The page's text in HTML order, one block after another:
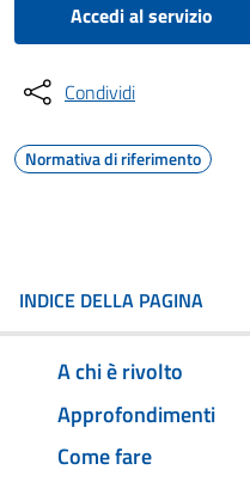
Accedi al servizio
Condividi
Normativa di riferimento
INDICE DELLA PAGINA
A chi è rivolto
Approfondimenti
Come fare